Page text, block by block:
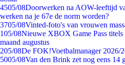
4505/08Doorwerken na AOW-leeftijd
werken na je 67e de norm worden?
3705/08Vinted-foto's van vrouwen
105/08Nieuwe XBOX Game Pass titels
maand augustus
205/08De FOK!Voetbalmanager 2026/
5005/08Van den Brink zet nog eens 14